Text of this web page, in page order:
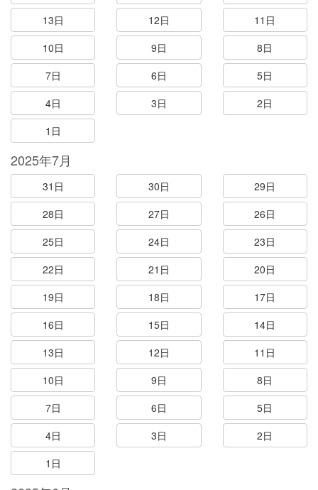
13日
12日
11日
10日
9日
8日
7日
6日
5日
4日
3日
2日
1日
2025年7月
31日 30日
29日
28日
27日
26日
25日
24日
23日
22日
21日
20日
19日
18日
17日
16日
15日
14日
13日
12日
11日
10日
9日
8日
7日
6日
5日
4日
3日
2日
1日